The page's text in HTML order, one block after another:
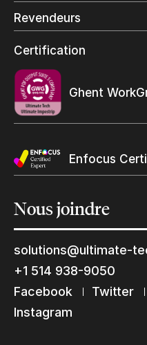
Grand Format
Revendeurs
Trouvez un revendeur
Certification
Ghent
Enfocus
Nousjoindre
solutions@ultimate-
+1 514 938-9050
Facebook
Twitter
Instagram